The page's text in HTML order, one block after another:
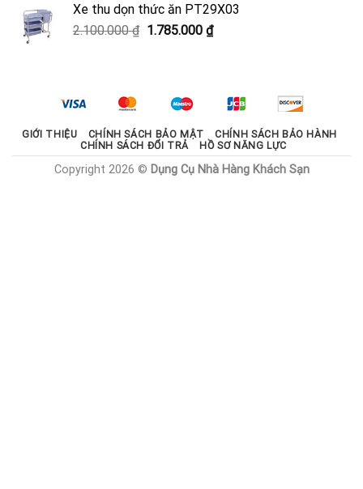
2.000.000 ₫.là:
1.800.000 ₫.
Xe thu dọn thức ăn PT29X03
2.100.000₫ Giá
1.785.000 ₫Giá
1.785.000 ₫.
GIỚI THIỆU CHÍNH SÁCH BẢO MẬT
CHÍNH SÁCH BẢO HÀNH
CHÍNH SÁCH ĐỔI TRẢ
HỒ SƠ NĂNG LỰC
Copyright 2026 © Dụng Cụ Nhà Hàng Khách Sạn